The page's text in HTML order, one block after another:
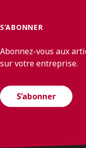
S’ABONNER
Abonnez-vous aux
sur votre entreprise.
S’abonner